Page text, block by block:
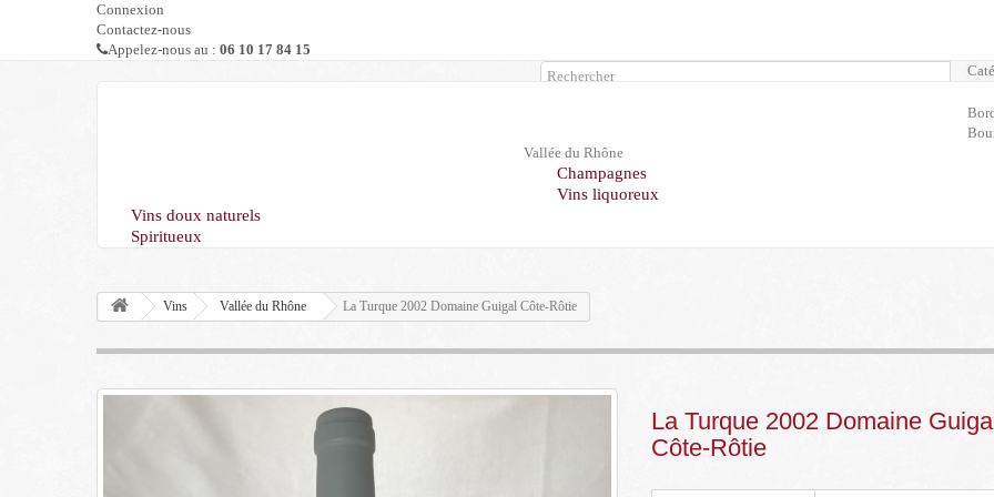
Connexion
Contactez-nous
Appelez-nous au : 06 10 17 84 15
Vallée du Rhône
Champagnes
Vins liquoreux
Vins doux naturels
Spiritueux
Vins Vallée du Rhône La Turque 2002 Domaine Guigal Côte-Rôtie
La Turque 2002 Domaine
Côte-Rôtie